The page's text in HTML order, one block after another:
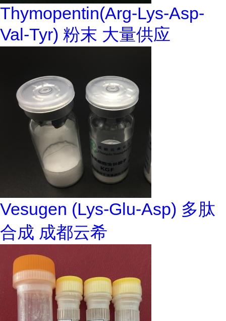
Thymopentin(Arg-Lys-Asp-
Val-Tyr) 粉末 大量供应
Vesugen (Lys-Glu-Asp) 多肽
合成 成都云希